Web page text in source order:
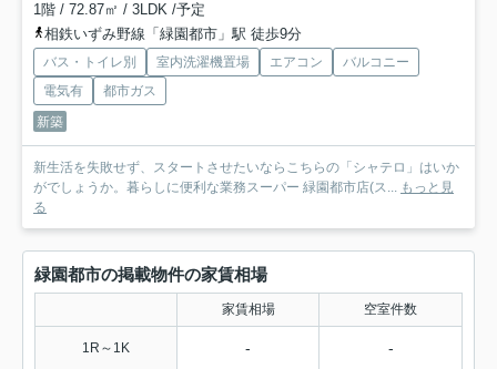
1階 / 72.87㎡ / 3LDK /予定
相鉄いずみ野線「緑園都市」駅 徒歩9分
バス・トイレ別 室内洗濯機置場 エアコン
バルコニー
電気有
都市ガス
新築
新生活を失敗せず、スタートさせたいならこちらの「シャテロ」はいか
がでしょうか。暮らしに便利な業務スーパー 緑園都市店(ス... もっと見
る
緑園都市の掲載物件の家賃相場
家賃相場 空室件数
1R～1K - -